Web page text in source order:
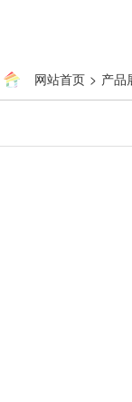
网站首页 > 产品